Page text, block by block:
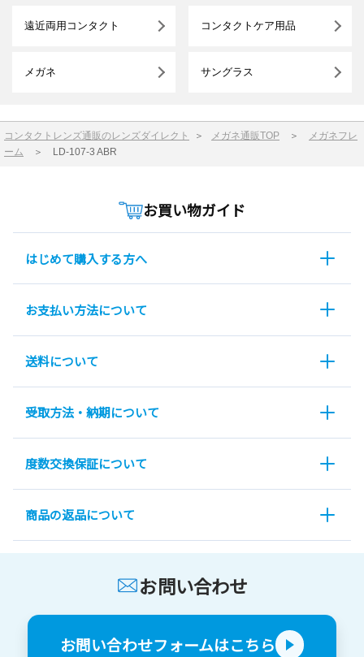
遠近両用コンタクト コンタクトケア用品
メガネ サングラス
コンタクトレンズ通販のレンズダイレクト ＞ メガネ通販TOP ＞
メガネフレ
ーム
＞ LD-107-3 ABR
お買い物ガイド
はじめて購入する方へ
お支払い方法について
送料について
受取方法・納期について
度数交換保証について
商品の返品について
お問い合わせ
お問い合わせフォームはこちら